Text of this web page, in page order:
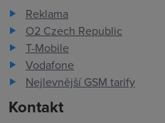
Reklama
O2 Czech Republic
T-Mobile
Vodafone
Nejlevnější GSM tarify
Kontakt